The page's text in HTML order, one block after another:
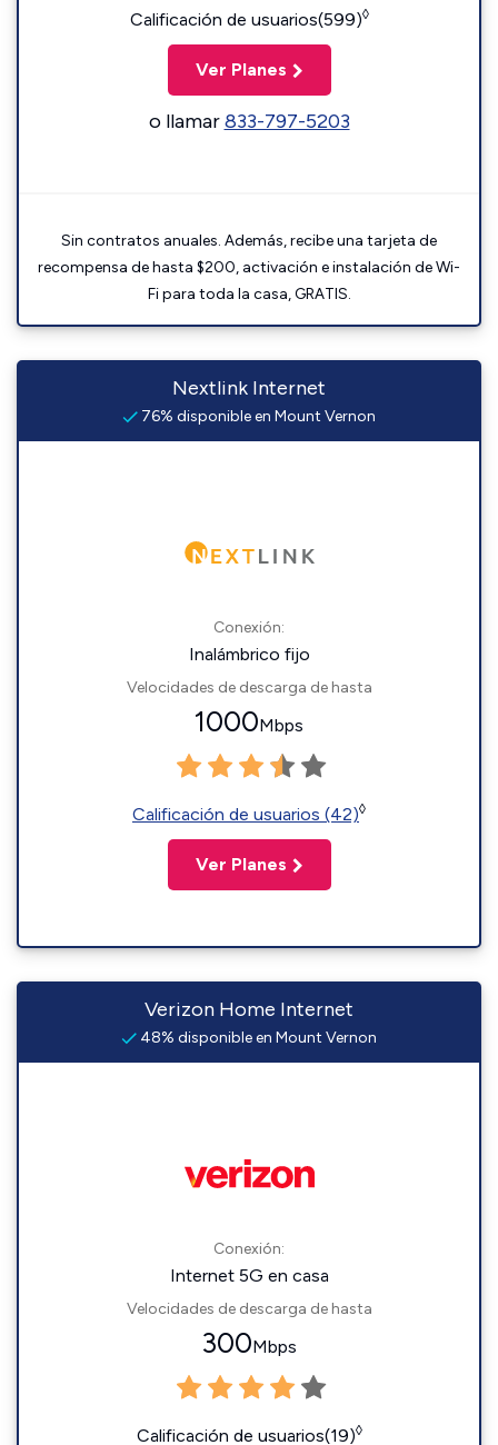
Calificación de usuarios(599)◊
Ver Planes
o llamar833-797-5203
Sin contratos anuales. Además, recibe una tarjeta de
recompensa de hasta $200, activación e instalación de Wi-
Fi para toda la casa, GRATIS.
Nextlink Internet
76% disponible en Mount Vernon
Conexión:
Inalámbrico fijo
Velocidades de descarga de hasta
1000Mbps
Calificación de usuarios (42)◊
Ver Planes
Verizon Home Internet
48% disponible en Mount Vernon
Conexión:
Internet 5G en casa
Velocidades de descarga de hasta
300Mbps
Calificación de usuarios(19)◊